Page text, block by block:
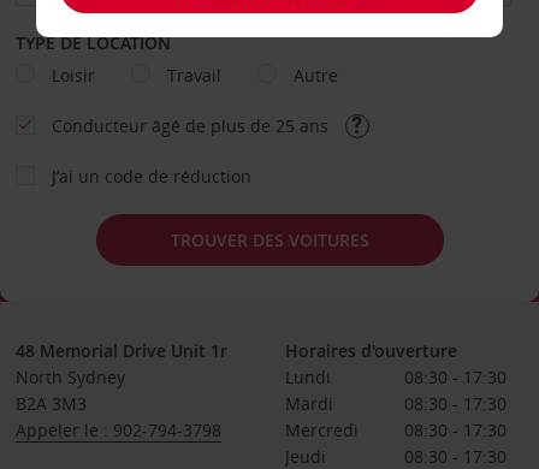
TYPE DE LOCATION
Loisir
Travail Autre
Conducteur âgé de plus de 25 ans
J’ai un code de réduction
TROUVER DES VOITURES
48 Memorial Drive Unit 1r
North Sydney
B2A 3M3
Appeler le : 902-794-3798
Horaires d'ouverture
Lundi
08:30 - 17:30
Mardi
08:30 - 17:30
Mercredi
08:30 - 17:30
Jeudi
08:30 - 17:30